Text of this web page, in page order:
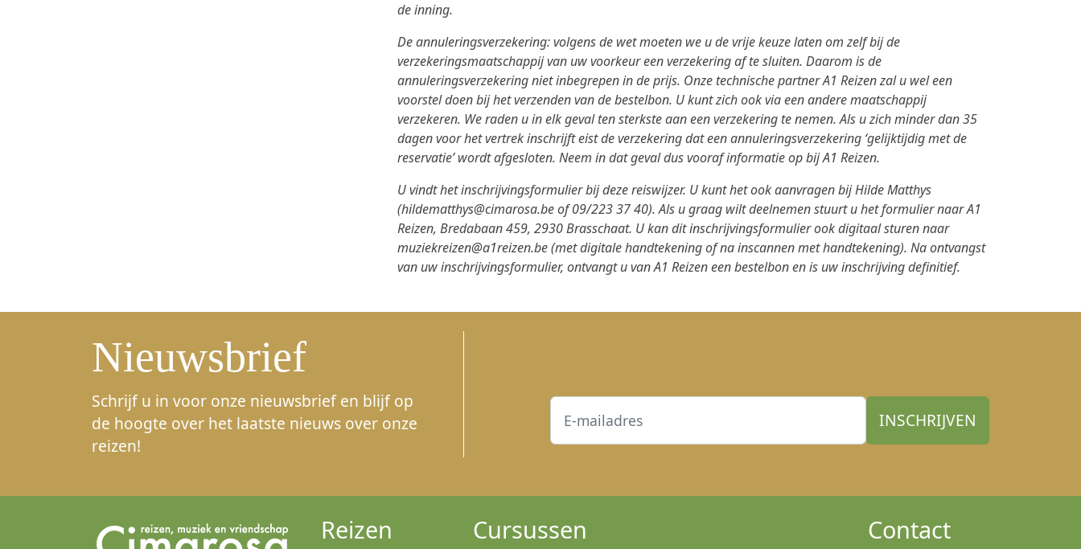
de inning.
Deannuleringsverzekering: volgens de wet moeten we u de vrije keuze laten om zelf bij de
verzekeringsmaatschappij van uw voorkeur een verzekering af te sluiten. Daarom is de
annuleringsverzekeringniet inbegrepenin de prijs. Onze technische partner A1 Reizen zal u wel een
voorstel doen bij het verzenden van de bestelbon. U kunt zich ook via een andere maatschappij
verzekeren. We raden u in elk geval ten sterkste aan een verzekering te nemen. Als u zich minder dan 35
dagen voor het vertrek inschrijft eist de verzekering dat een annuleringsverzekering ‘gelijktijdig met de
reservatie’ wordt afgesloten. Neem in dat geval dus vooraf informatie op bij A1 Reizen.
U vindt het inschrijvingsformulier bij deze reiswijzer. U kunt het ook aanvragen bij Hilde Matthys
(hildematthys@cimarosa.beof 09/223 37 40). Als u graag wilt deelnemen stuurt u het formulier naar A1
Reizen, Bredabaan 459, 2930 Brasschaat. U kan dit inschrijvingsformulier ook digitaal sturen naar
muziekreizen@a1reizen.be(met digitale handtekening of na inscannen met handtekening). Na ontvangst
van uw inschrijvingsformulier, ontvangt u van A1 Reizen een bestelbon en is uw inschrijving definitief.
Nieuwsbrief
Schrijf u in voor onze nieuwsbrief en blijf op
de hoogte over het laatste nieuws over onze
reizen!
Reizen Cursussen Contact